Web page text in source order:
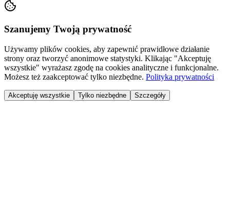
Szanujemy Twoją prywatność
Używamy plików cookies, aby zapewnić prawidłowe działanie
strony oraz tworzyć anonimowe statystyki. Klikając "Akceptuję
wszystkie" wyrażasz zgodę na cookies analityczne i funkcjonalne.
Możesz też zaakceptować tylko niezbędne. Polityka prywatności
Akceptuję wszystkie Tylko niezbędne Szczegóły